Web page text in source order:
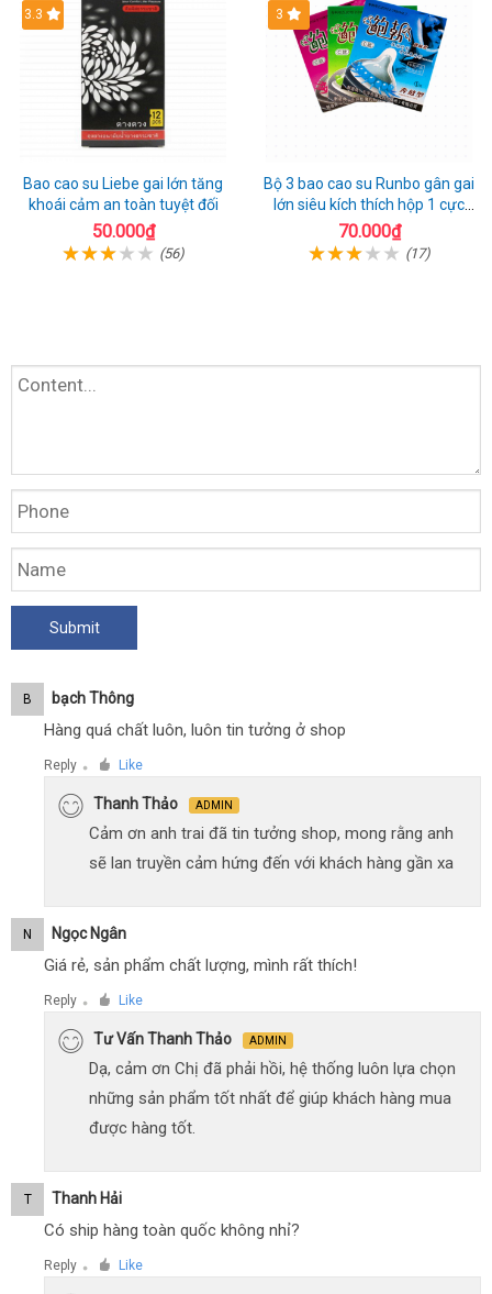
3.3
Bao cao su Liebe gai lớn tăng
khoái cảm an toàn tuyệt đối
50.000₫
(56)
3
Bộ 3 bao cao su Runbo gân gai
lớn siêu kích thích hộp 1 cực
chất
70.000₫
(17)
B Bạch Thông
Hàng quá chất luôn, luôn tin tưởng ở shop
Reply ● Like
Thanh Thảo ADMIN
Cảm ơn anh trai đã tin tưởng shop, mong rằng anh
sẽ lan truyền cảm hứng đến với khách hàng gần xa
N Ngọc Ngân
Giá rẻ, sản phẩm chất lượng, mình rất thích!
Reply ● Like
Tư Vấn Thanh Thảo ADMIN
Dạ, cảm ơn Chị đã phải hồi, hệ thống luôn lựa chọn
những sản phẩm tốt nhất để giúp khách hàng mua
được hàng tốt.
T Thanh Hải
Có ship hàng toàn quốc không nhỉ?
Reply ● Like